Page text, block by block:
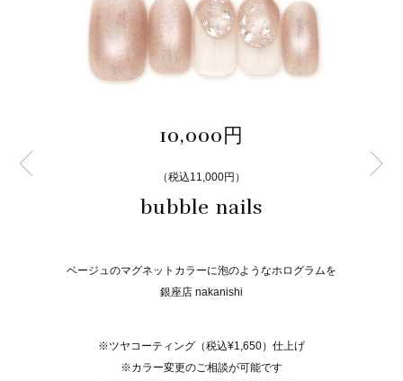
10,000円
（税込11,000円）
bubble nails
ベージュのマグネットカラーに泡のようなホログラムを
銀座店 nakanishi
※ツヤコーティング（税込¥1,650）仕上げ
※カラー変更のご相談が可能です